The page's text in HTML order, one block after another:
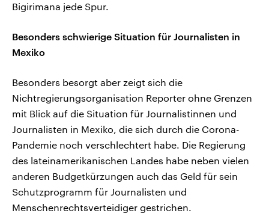
Bigirimana jede Spur.
Besonders schwierige Situation für Journalisten in
Mexiko
Besonders besorgt aber zeigt sich die
Nichtregierungsorganisation Reporter ohne Grenzen
mit Blick auf die Situation für Journalistinnen und
Journalisten in Mexiko, die sich durch die Corona-
Pandemie noch verschlechtert habe. Die Regierung
des lateinamerikanischen Landes habe neben vielen
anderen Budgetkürzungen auch das Geld für sein
Schutzprogramm für Journalisten und
Menschenrechtsverteidiger gestrichen.